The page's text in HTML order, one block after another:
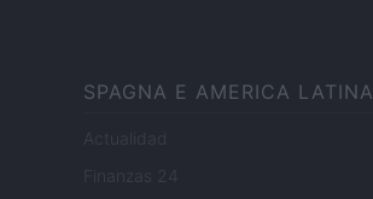
SPAGNA E AMERICA LATINA
Actualidad
Finanzas 24